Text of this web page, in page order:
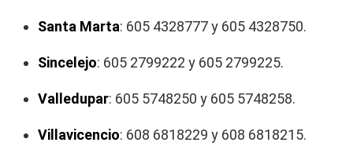
Santa Marta: 605 4328777 y 605 4328750.
Sincelejo: 605 2799222 y 605 2799225.
Valledupar: 605 5748250 y 605 5748258.
Villavicencio: 608 6818229 y 608 6818215.